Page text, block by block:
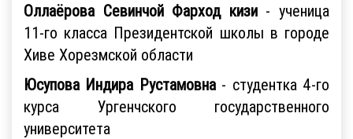
Оллаёрова Севинчой Фарход кизи- ученица
11-го класса Президентской школы в городе
Хиве Хорезмской области
Юсупова Индира Рустамовна- студентка 4-го
курса Ургенчского государственного
университета